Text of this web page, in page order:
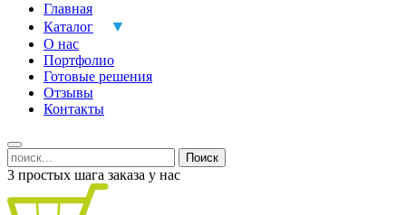
Главная
Каталог
О нас
Портфолио
Готовые решения
Отзывы
Контакты
Поиск
3 простых шага заказа у нас